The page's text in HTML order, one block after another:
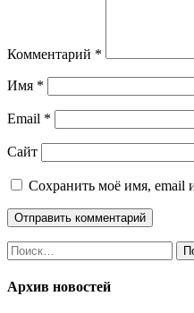
Комментарий *
Имя *
Email *
Сайт
Сохранить моё имя, email
Найти:
Архив новостей